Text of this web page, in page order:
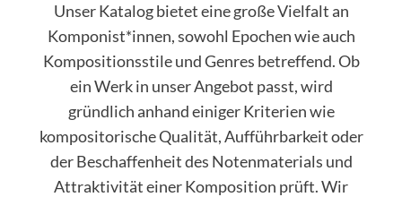
Unser Katalog bietet eine große Vielfalt an
Komponist*innen, sowohl Epochen wie auch
Kompositionsstile und Genres betreffend. Ob
ein Werk in unser Angebot passt, wird
gründlich anhand einiger Kriterien wie
kompositorische Qualität, Aufführbarkeit oder
der Beschaffenheit des Notenmaterials und
Attraktivität einer Komposition prüft. Wir